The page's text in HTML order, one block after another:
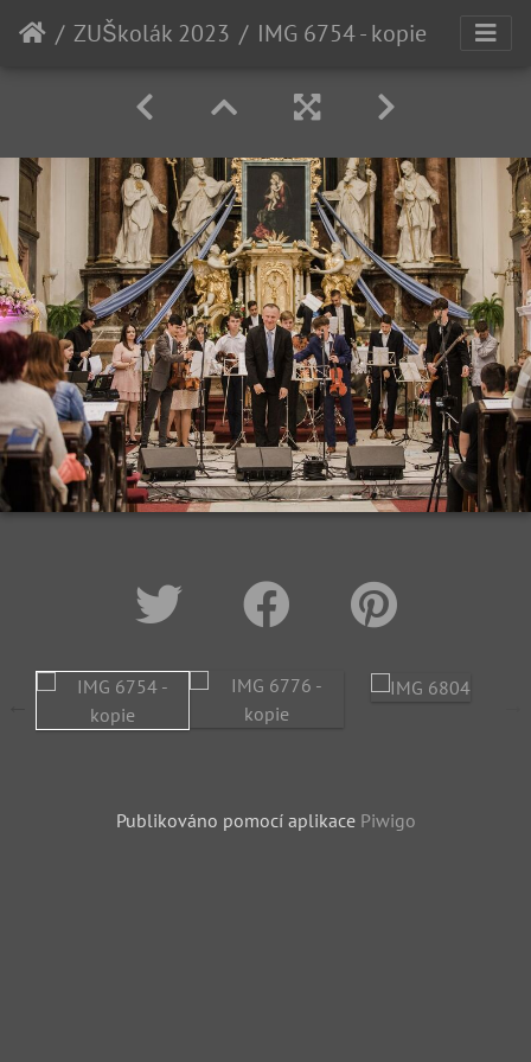
ZUŠkolák 2023 IMG 6754 - kopie
Publikováno pomocí aplikace Piwigo